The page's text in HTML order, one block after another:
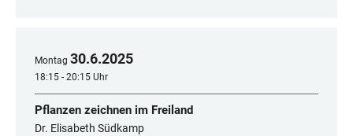
Montag 30.6.2025
18:15 - 20:15 Uhr
Pflanzen zeichnen im Freiland
Dr. Elisabeth Südkamp